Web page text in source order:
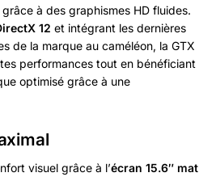
à des graphismes HD fluides.
12 et intégrant les dernières
de la marque au caméléon, la GTX
performances tout en bénéficiant
optimisé grâce à une
visuel grâce à l’écran 15.6″ mat